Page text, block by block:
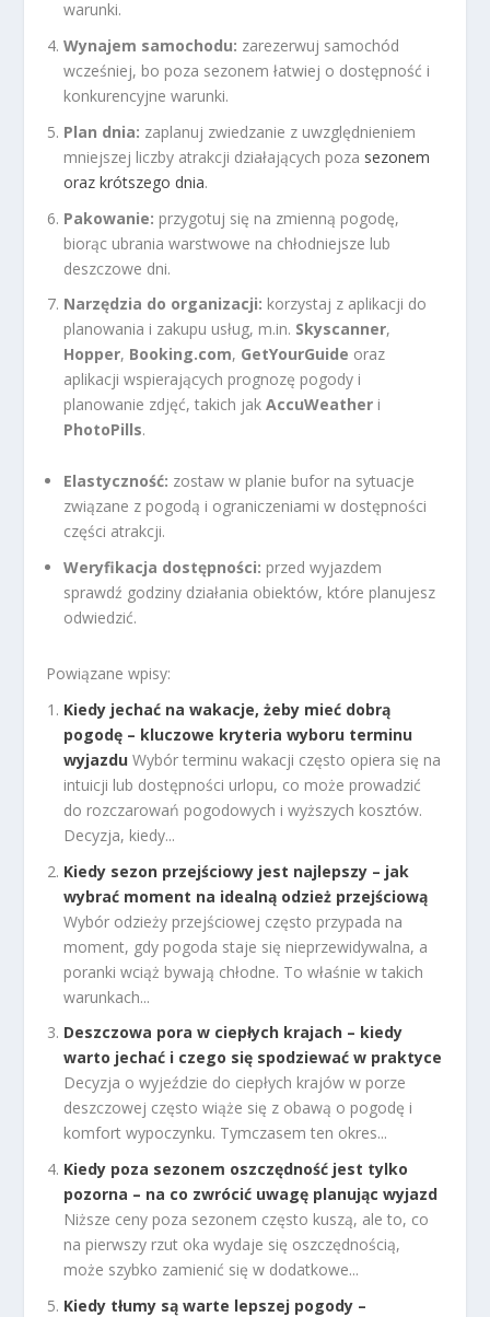
warunki.
Wynajem samochodu: zarezerwuj samochód
wcześniej, bo poza sezonem łatwiej o dostępność i
konkurencyjne warunki.
Plan dnia: zaplanuj zwiedzanie z uwzględnieniem
mniejszej liczby atrakcji działających poza sezonem
oraz krótszego dnia.
Pakowanie: przygotuj się na zmienną pogodę,
biorąc ubrania warstwowe na chłodniejsze lub
deszczowe dni.
Narzędzia do organizacji: korzystaj z aplikacji do
planowania i zakupu usług, m.in. Skyscanner,
Hopper, Booking.com, GetYourGuide oraz
aplikacji wspierających prognozę pogody i
planowanie zdjęć, takich jakAccuWeather i
PhotoPills.
Elastyczność: zostaw w planie bufor na sytuacje
związane z pogodą i ograniczeniami w dostępności
części atrakcji.
Weryfikacja dostępności: przed wyjazdem
sprawdź godziny działania obiektów, które planujesz
odwiedzić.
Powiązane wpisy:
Kiedy jechać na wakacje, żeby mieć dobrą
pogodę – kluczowe kryteria wyboru terminu
wyjazdu Wybór terminu wakacji często opiera się na
intuicji lub dostępności urlopu, co może prowadzić
do rozczarowań pogodowych i wyższych kosztów.
Decyzja, kiedy...
Kiedy sezon przejściowy jest najlepszy – jak
wybrać moment na idealną odzież przejściową
Wybór odzieży przejściowej często przypada na
moment, gdy pogoda staje się nieprzewidywalna, a
poranki wciąż bywają chłodne. To właśnie w takich
warunkach...
Deszczowa pora w ciepłych krajach – kiedy
warto jechać i czego się spodziewać w praktyce
Decyzja o wyjeździe do ciepłych krajów w porze
deszczowej często wiąże się z obawą o pogodę i
komfort wypoczynku. Tymczasem ten okres...
Kiedy poza sezonem oszczędność jest tylko
pozorna – na co zwrócić uwagę planując wyjazd
Niższe ceny poza sezonem często kuszą, ale to, co
na pierwszy rzut oka wydaje się oszczędnością,
może szybko zamienić się w dodatkowe...
Kiedy tłumy są warte lepszej pogody –